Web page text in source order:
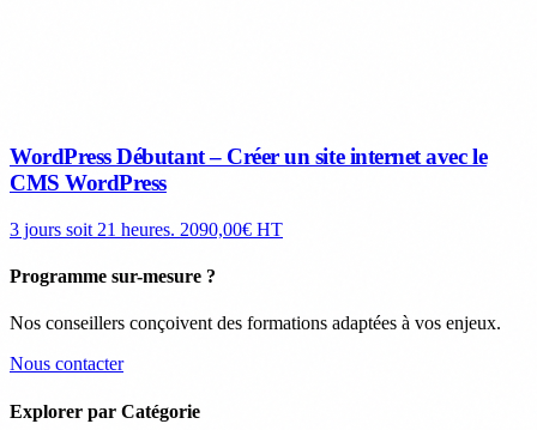
WordPress Débutant – Créer un site internet avec le
CMS WordPress
3 jours soit 21 heures. 2090,00€ HT
Programme sur-mesure ?
Nos conseillers conçoivent des formations adaptées à vos enjeux.
Nous contacter
Explorer par Catégorie